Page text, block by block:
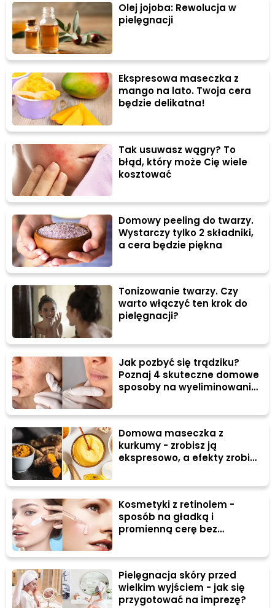
Olej jojoba: Rewolucja w
pielęgnacji
Ekspresowa maseczka z
mango na lato. Twoja cera
będzie delikatna!
Tak usuwasz wągry? To
błąd, który może Cię wiele
kosztować
Domowy peeling do twarzy.
Wystarczy tylko 2 składniki,
a cera będzie piękna
Tonizowanie twarzy. Czy
warto włączyć ten krok do
pielęgnacji?
Jak pozbyć się trądziku?
Poznaj 4 skuteczne domowe
sposoby na wyeliminowanie
Domowa maseczka z
kurkumy - zrobisz ją
ekspresowo, a efekty zrobią
Kosmetyki z retinolem -
sposób na gładką i
promienną cerę bez
Pielęgnacja skóry przed
wielkim wyjściem - jak się
przygotować na imprezę?